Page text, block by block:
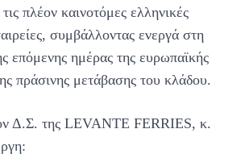
πλέον καινοτόμες ελληνικές
συμβάλλοντας ενεργά στη
επόμενης ημέρας της ευρωπαϊκής
πράσινης μετάβασης του κλάδου.
Δ.Σ. της LEVANTE FERRIES, κ.